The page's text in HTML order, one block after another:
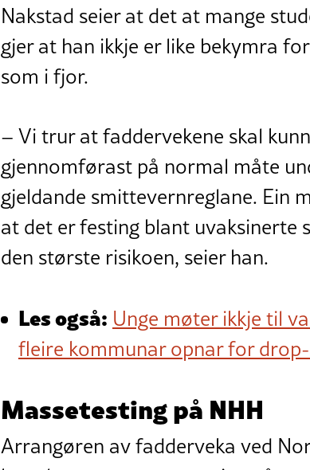
Nakstad seier at det at mange
gjer at han ikkje er like bekymra
som i fjor.
– Vi trur at faddervekene skal
gjennomførast på normal måte
gjeldande smittevernreglane. Ein
at det er festing blant uvaksinerte
den største risikoen, seier han.
Les også: Unge møter ikkje til
fleire kommunar opnar for
Massetesting på NHH
Arrangøren av fadderveka ved